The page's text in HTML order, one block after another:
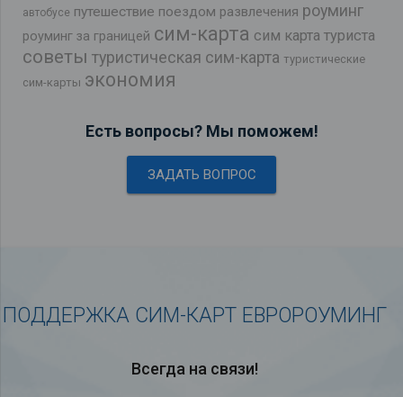
автобусе путешествие поездом развлечения роуминг
роуминг за границей сим-карта сим карта туриста
советы туристическая сим-карта туристические
сим-карты экономия
Есть вопросы? Мы поможем!
ЗАДАТЬ ВОПРОС
ПОДДЕРЖКА СИМ-КАРТ ЕВРОРОУМИНГ
Всегда на связи!